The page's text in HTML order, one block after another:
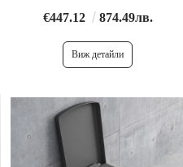
€447.12
874.49лв.
Виж детайли